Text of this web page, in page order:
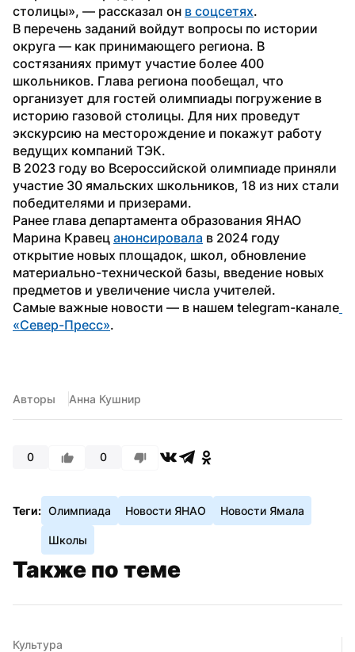
столицы», — рассказал он в соцсетях.
В перечень заданий войдут вопросы по истории
округа — как принимающего региона. В
состязаниях примут участие более 400
школьников. Глава региона пообещал, что
организует для гостей олимпиады погружение в
историю газовой столицы. Для них проведут
экскурсию на месторождение и покажут работу
ведущих компаний ТЭК.
В 2023 году во Всероссийской олимпиаде приняли
участие 30 ямальских школьников, 18 из них стали
победителями и призерами.
Ранее глава департамента образования ЯНАО
Марина Кравец анонсировала в 2024 году
открытие новых площадок, школ, обновление
материально-технической базы, введение новых
предметов и увеличение числа учителей.
Самые важные новости — в нашем telegram-канале
«Север-Пресс».
Авторы Анна Кушнир
0 0
Теги: Олимпиада Новости ЯНАО Новости Ямала
Школы
Также по теме
Культура